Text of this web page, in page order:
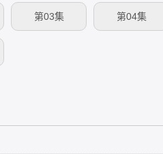
第03集 第04集